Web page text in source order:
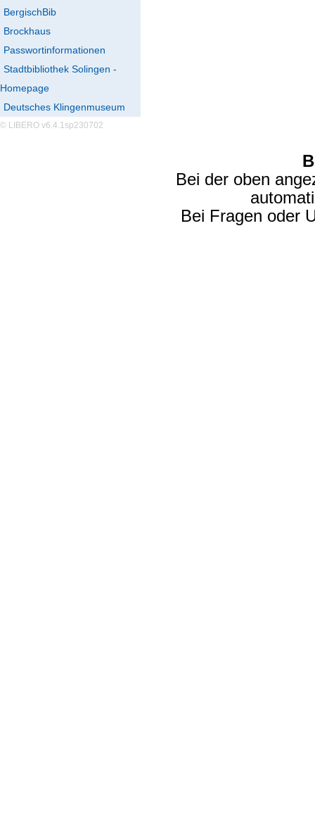
BergischBib
Brockhaus
Passwortinformationen
Stadtbibliothek Solingen -
Homepage
Deutsches Klingenmuseum
© LIBERO v6.4.1sp230702
Bei der oben
Bei Fragen oder